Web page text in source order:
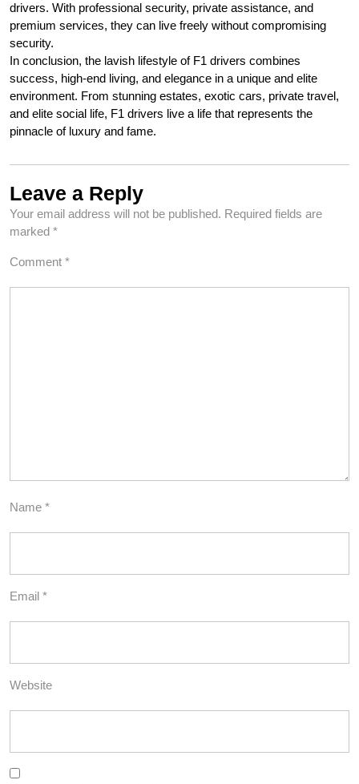
drivers. With professional security, private assistance, and
premium services, they can live freely without compromising
security.
In conclusion, the lavish lifestyle of F1 drivers combines
success, high-end living, and elegance in a unique and elite
environment. From stunning estates, exotic cars, private travel,
and elite social life, F1 drivers live a life that represents the
pinnacle of luxury and fame.
Leave a Reply
Your email address will not be published. Required fields are
marked *
Comment *
Name *
Email *
Website